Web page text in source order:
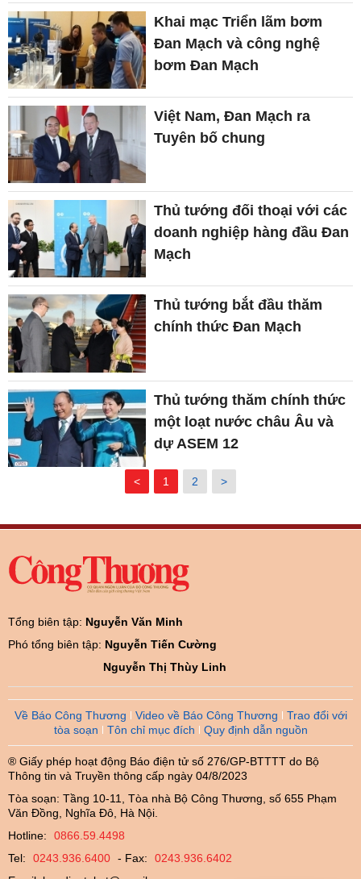
Khai mạc Triển lãm bơm
Đan Mạch và công nghệ
bơm Đan Mạch
Việt Nam, Đan Mạch ra
Tuyên bố chung
Thủ tướng đối thoại với các
doanh nghiệp hàng đầu Đan
Mạch
Thủ tướng bắt đầu thăm
chính thức Đan Mạch
Thủ tướng thăm chính thức
một loạt nước châu Âu và
dự ASEM 12
< 1 2 >
Tổng biên tập: Nguyễn Văn Minh
Phó tổng biên tập: Nguyễn Tiến Cường
Nguyễn Thị Thùy Linh
Về Báo Công Thương Video về Báo Công Thương
Trao đổi với
tòa soạn
Tôn chỉ mục đích Quy định dẫn nguồn
® Giấy phép hoạt động Báo điện tử số 276/GP-BTTTT do Bộ
Thông tin và Truyền thông cấp ngày 04/8/2023
Tòa soạn: Tầng 10-11, Tòa nhà Bộ Công Thương, số 655 Phạm
Văn Đồng, Nghĩa Đô, Hà Nội.
Hotline:
0866.59.4498
Tel:
0243.936.6400 - Fax:
0243.936.6402